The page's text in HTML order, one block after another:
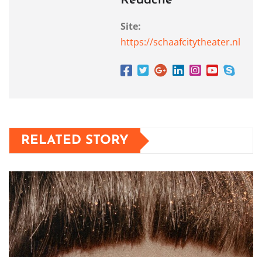
Site:
https://schaafcitytheater.nl
RELATED STORY